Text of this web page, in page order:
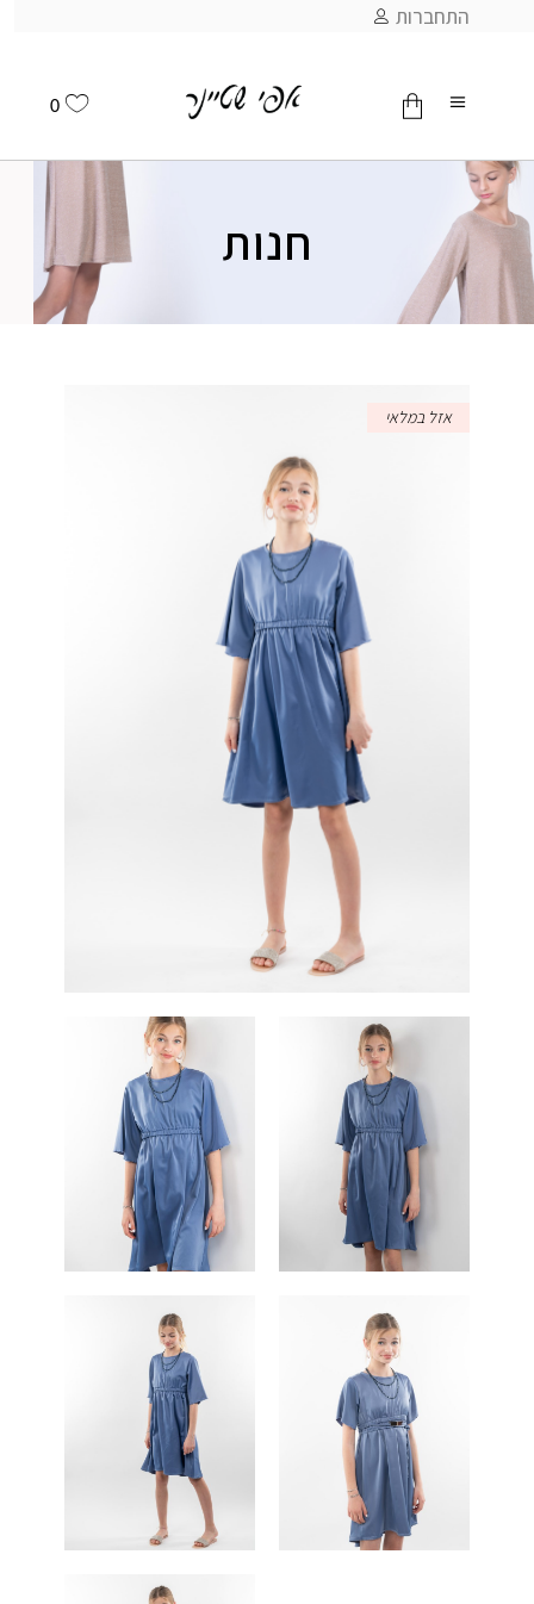
התחברות
0
חנות
אזל במלאי